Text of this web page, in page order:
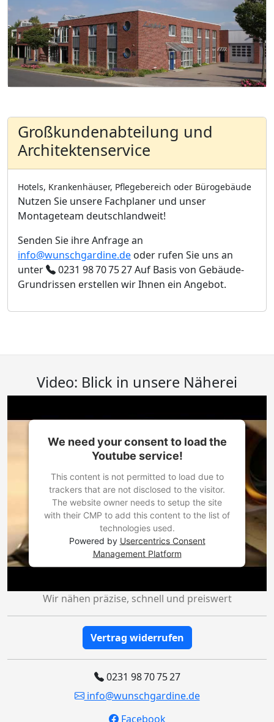
Großkundenabteilung und
Architektenservice
Hotels, Krankenhäuser, Pflegebereich oder Bürogebäude
Nutzen Sie unsere Fachplaner und unser
Montageteam deutschlandweit!
Senden Sie ihre Anfrage an
info@wunschgardine.de oder rufen Sie uns an
unter
0231 98 70 75 27Auf Basis von Gebäude-
Grundrissen erstellen wir Ihnen ein Angebot.
Video: Blick in unsere Näherei
We need your consent to load the
Youtube service!
This content is not permitted to load due to
trackers that are not disclosed to the visitor.
The website owner needs to setup the site
with their CMP to add this content to the list of
technologies used.
Powered by Usercentrics Consent
Management Platform
Wir nähen präzise, schnell und preiswert
Vertrag widerrufen
0231 98 70 75 27
info@wunschgardine.de
Facebook